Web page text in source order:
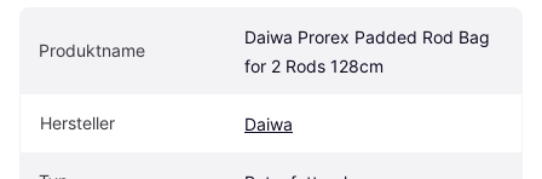
Produktname
Daiwa Prorex Padded Rod Bag
for 2 Rods 128cm
Hersteller Daiwa